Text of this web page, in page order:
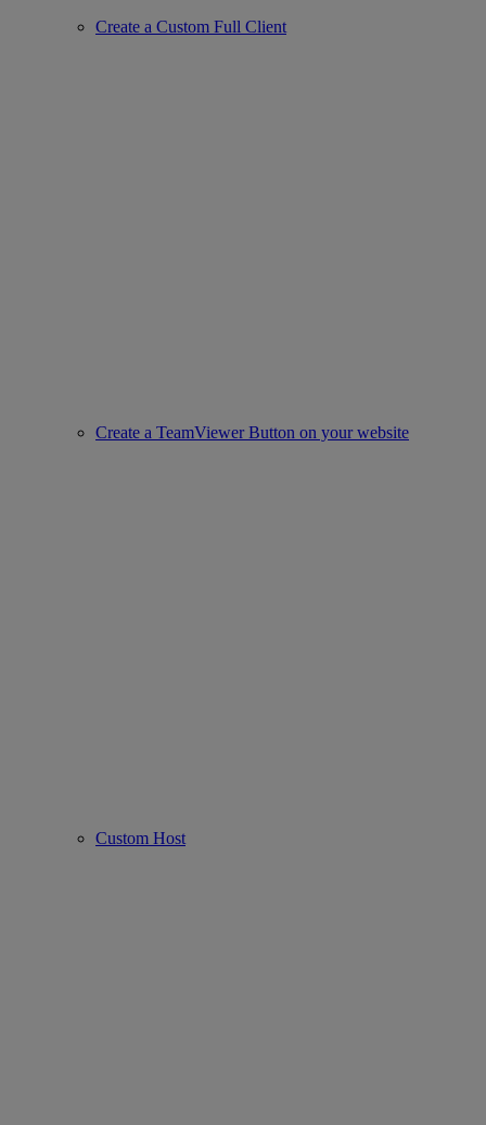
Create a Custom Full Client
Create a TeamViewer Button on your website
Custom Host